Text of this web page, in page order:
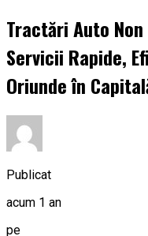
Tractări Auto
Servicii Rapide,
Oriunde în
Publicat
acum 1 an
pe